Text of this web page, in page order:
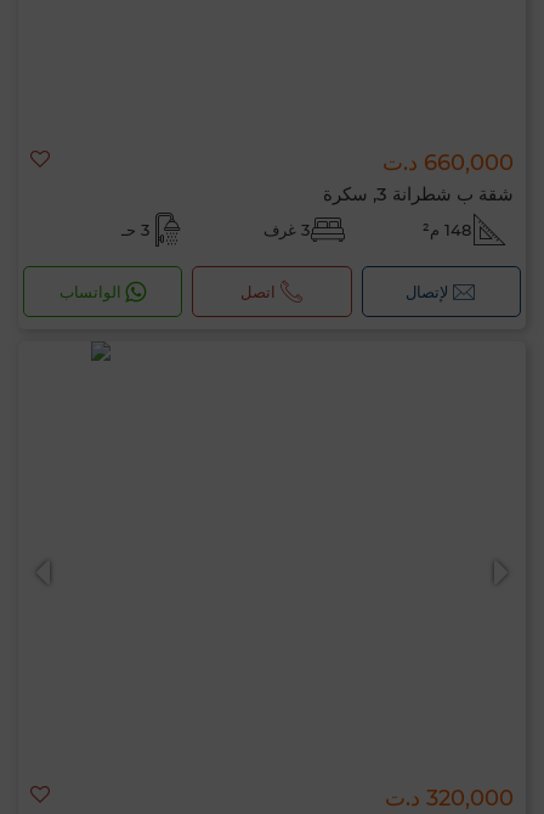
660,000 د.ت
شقة ب شطرانة 3, سكرة
148 م² 3 غرف 3 حـ
لإتصال اتصل الواتساب
320,000 د.ت